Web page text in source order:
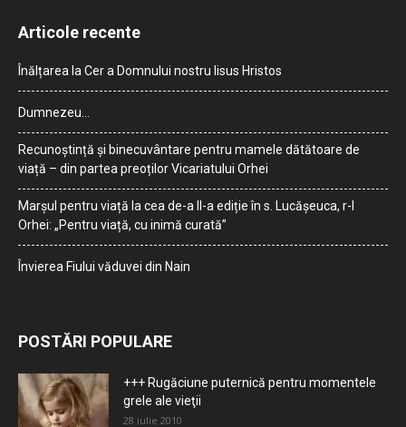
Articole recente
Înălțarea la Cer a Domnului nostru Iisus Hristos
Dumnezeu…
Recunoștință și binecuvântare pentru mamele dătătoare de
viață – din partea preoților Vicariatului Orhei
Marșul pentru viață la cea de-a II-a ediție în s. Lucășeuca, r-l
Orhei: „Pentru viață, cu inimă curată”
Învierea Fiului văduvei din Nain
POSTĂRI POPULARE
+++ Rugăciune puternică pentru momentele
grele ale vieţii
28 iulie 2010